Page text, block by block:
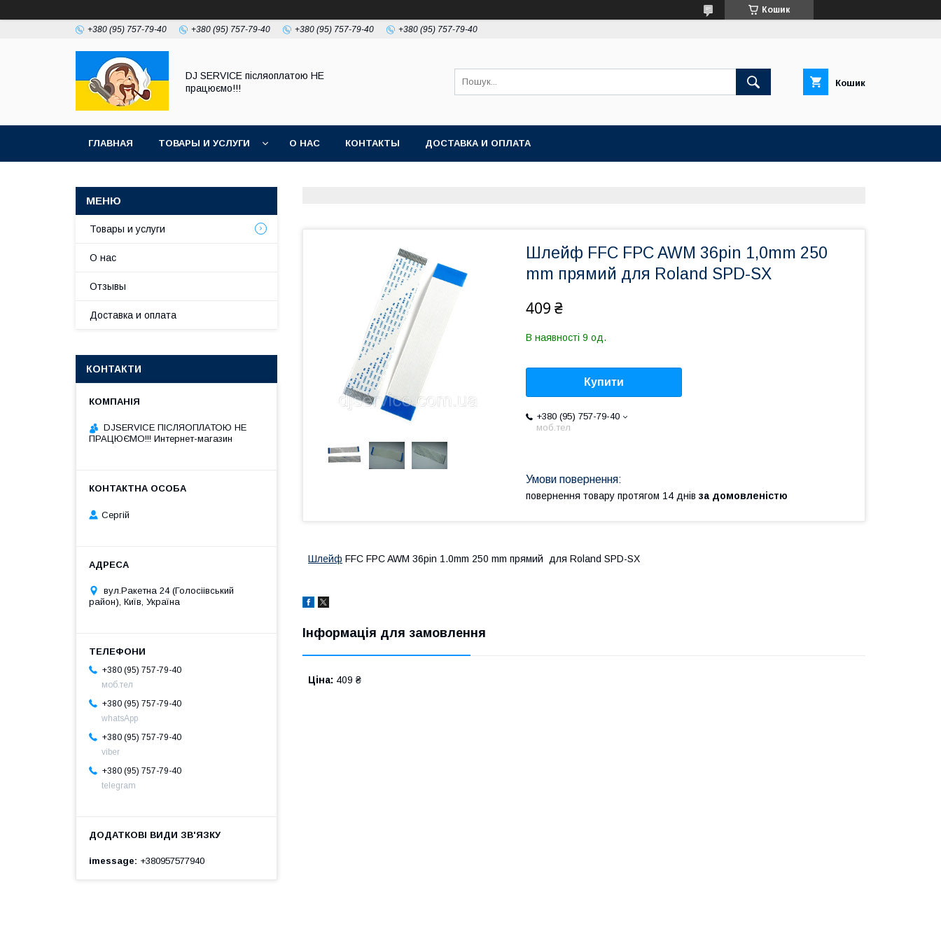
Кошик
+380 (95) 757-79-40 +380 (95) 757-79-40 +380 (95) 757-79-40 +380 (95) 757-79-40
DJ SERVICE пiсляоплатою НЕ
працюємо!!!
Кошик
ГЛАВНАЯ ТОВАРЫ И УСЛУГИ О НАС КОНТАКТЫ ДОСТАВКА И ОПЛАТА
Шлейф FFC FPC AWM 36pin 1,0mm 250
mm прямий для Roland SPD-SX
409 ₴
В наявності 9 од.
Купити
+380 (95) 757-79-40
моб.тел
повернення товару протягом 14 днів за домовленістю
Шлейф FFC FPC AWM 36pin 1.0mm 250 mm прямий для Roland SPD-SX
Інформація для замовлення
Ціна: 409 ₴
Товары и услуги
О нас
Отзывы
Доставка и оплата
КОНТАКТИ
DJSERVICE ПІСЛЯОПЛАТОЮ НЕ
ПРАЦЮЄМО!!! Интернет-магазин
Сергій
вул.Ракетна 24 (Голосіівський
район), Київ, Україна
+380 (95) 757-79-40
моб.тел
+380 (95) 757-79-40
whatsApp
+380 (95) 757-79-40
viber
+380 (95) 757-79-40
telegram
imessage +380957577940